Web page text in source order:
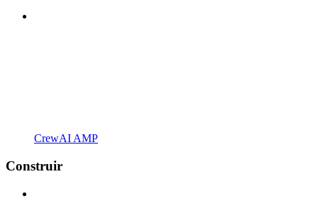
CrewAI AMP
Construir